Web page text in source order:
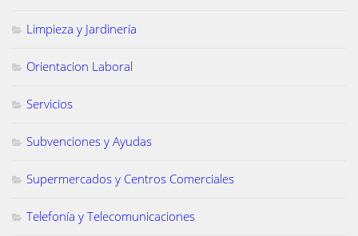
Limpieza y Jardinería
Orientacion Laboral
Servicios
Subvenciones y Ayudas
Supermercados y Centros Comerciales
Telefonía y Telecomunicaciones